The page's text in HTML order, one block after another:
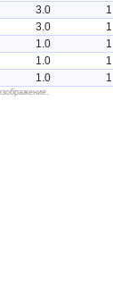
3.0
1
3.0
1
1.0
1
1.0
1
1.0
1